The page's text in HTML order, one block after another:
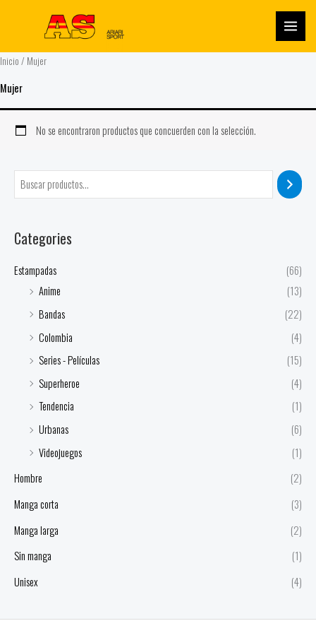
Inicio / Mujer
Mujer
No se encontraron productos que concuerden con la selección.
Categories
Estampadas
(66)
Anime
(13)
Bandas
(22)
Colombia
(4)
Series - Películas
(15)
Superheroe
(4)
Tendencia
(1)
Urbanas
(6)
Videojuegos
(1)
Hombre
(2)
Manga corta
(3)
Manga larga
(2)
Sin manga
(1)
Unisex
(4)